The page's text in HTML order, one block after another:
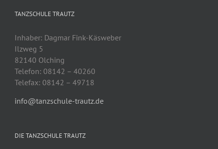
TANZSCHULE TRAUTZ
Inhaber: Dagmar Fink-Käsweber
Ilzweg 5
82140 Olching
Telefon: 08142 – 40260
Telefax: 08142 – 49718
info@tanzschule-trautz.de
DIE TANZSCHULE TRAUTZ